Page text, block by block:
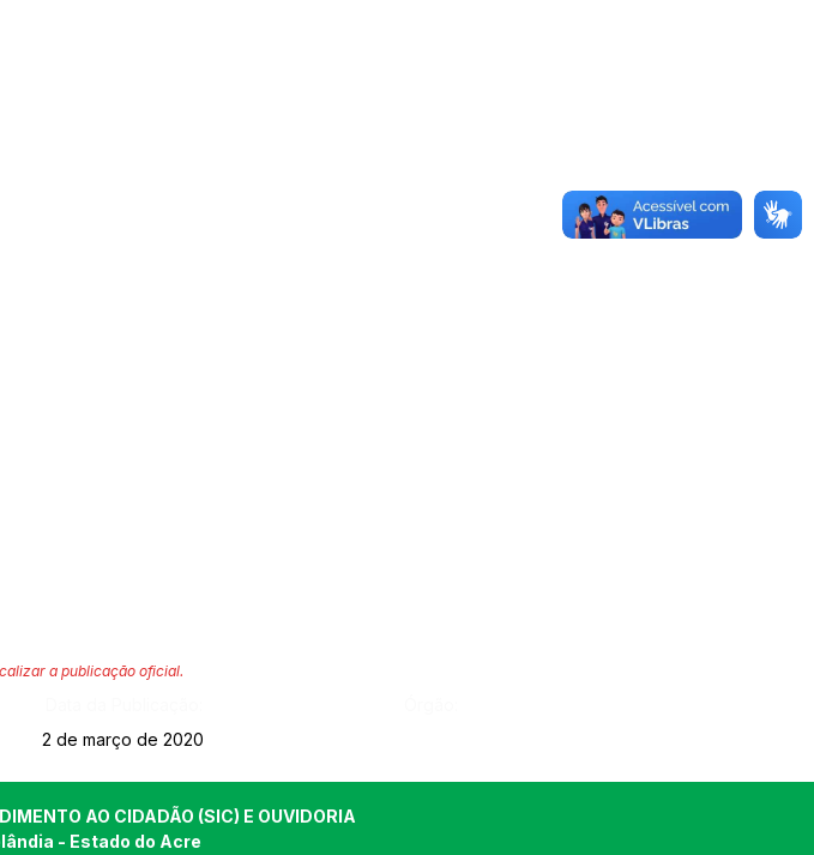
a publicação oficial.
2 de março de 2020
AO CIDADÃO (SIC) E OUVIDORIA
- Estado do Acre